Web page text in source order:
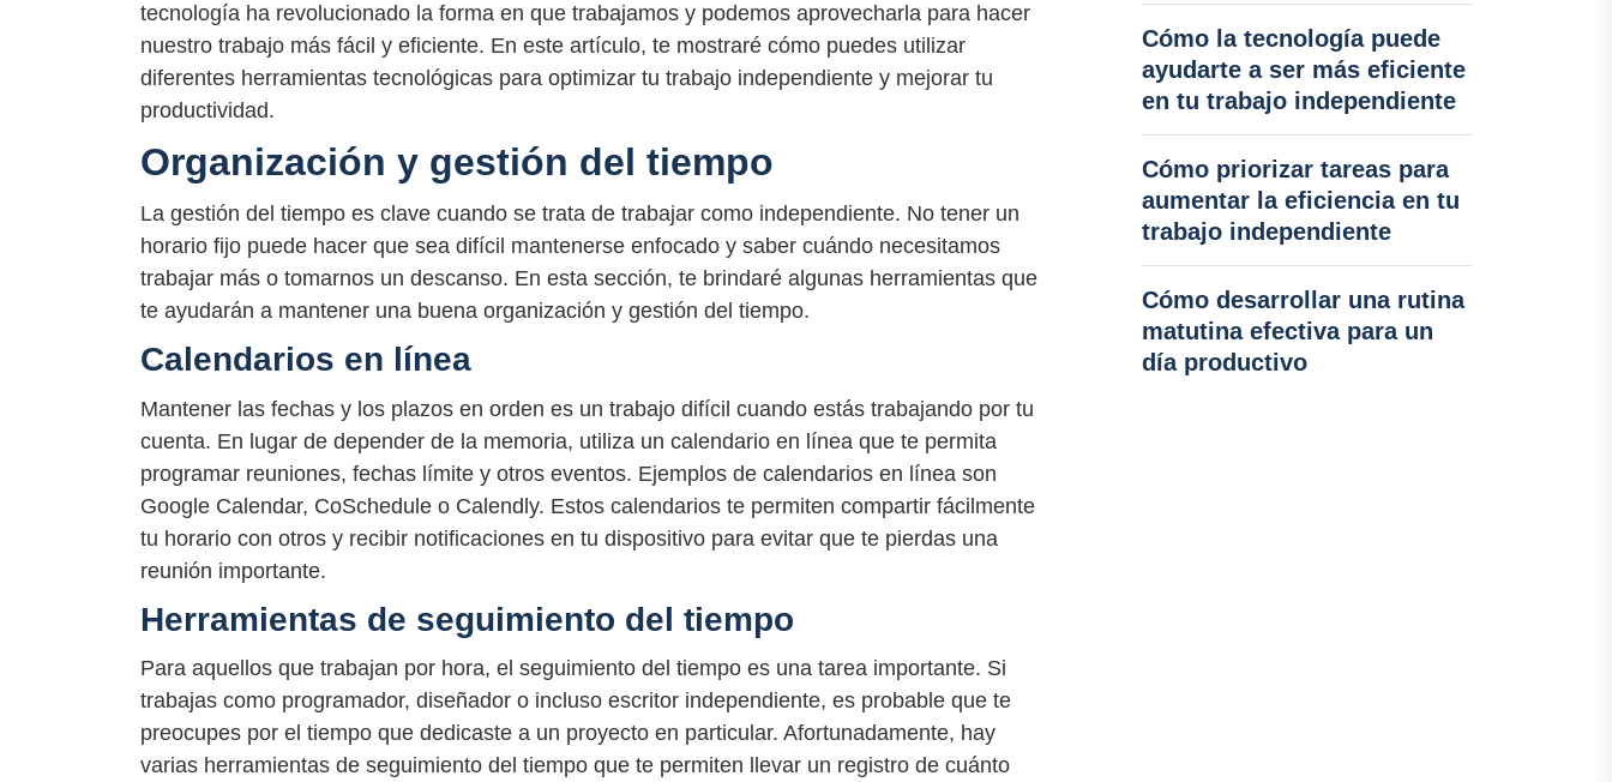
tecnología ha revolucionado la forma en que trabajamos y podemos aprovecharla para hacer
nuestro trabajo más fácil y eficiente. En este artículo, te mostraré cómo puedes utilizar
diferentes herramientas tecnológicas para optimizar tu trabajo independiente y mejorar tu
productividad.
Organización y gestión del tiempo
La gestión del tiempo es clave cuando se trata de trabajar como independiente. No tener un
horario fijo puede hacer que sea difícil mantenerse enfocado y saber cuándo necesitamos
trabajar más o tomarnos un descanso. En esta sección, te brindaré algunas herramientas que
te ayudarán a mantener una buena organización y gestión del tiempo.
Calendarios en línea
Mantener las fechas y los plazos en orden es un trabajo difícil cuando estás trabajando por tu
cuenta. En lugar de depender de la memoria, utiliza un calendario en línea que te permita
programar reuniones, fechas límite y otros eventos. Ejemplos de calendarios en línea son
Google Calendar, CoSchedule o Calendly. Estos calendarios te permiten compartir fácilmente
tu horario con otros y recibir notificaciones en tu dispositivo para evitar que te pierdas una
reunión importante.
Herramientas de seguimiento del tiempo
Para aquellos que trabajan por hora, el seguimiento del tiempo es una tarea importante. Si
trabajas como programador, diseñador o incluso escritor independiente, es probable que te
preocupes por el tiempo que dedicaste a un proyecto en particular. Afortunadamente, hay
varias herramientas de seguimiento del tiempo que te permiten llevar un registro de cuánto
Cómo la tecnología puede
ayudarte a ser más eficiente
en tu trabajo independiente
Cómo priorizar tareas para
aumentar la eficiencia en tu
trabajo independiente
Cómo desarrollar una rutina
matutina efectiva para un
día productivo